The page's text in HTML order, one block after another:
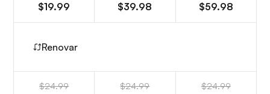
$19.99 $39.98 $59.98
Renovar
$24.99 $24.99 $24.99